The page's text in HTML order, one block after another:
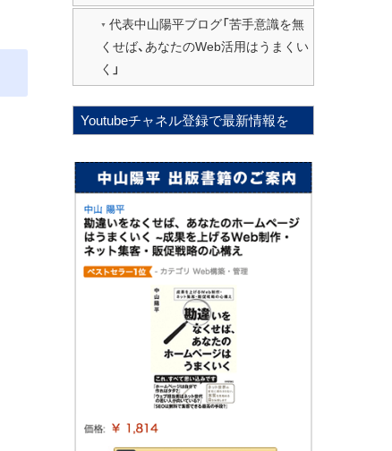
代表中山陽平ブログ「苦手意識を無
くせば、あなたのWeb活用はうまくい
く」
Youtubeチャネル登録で最新情報を